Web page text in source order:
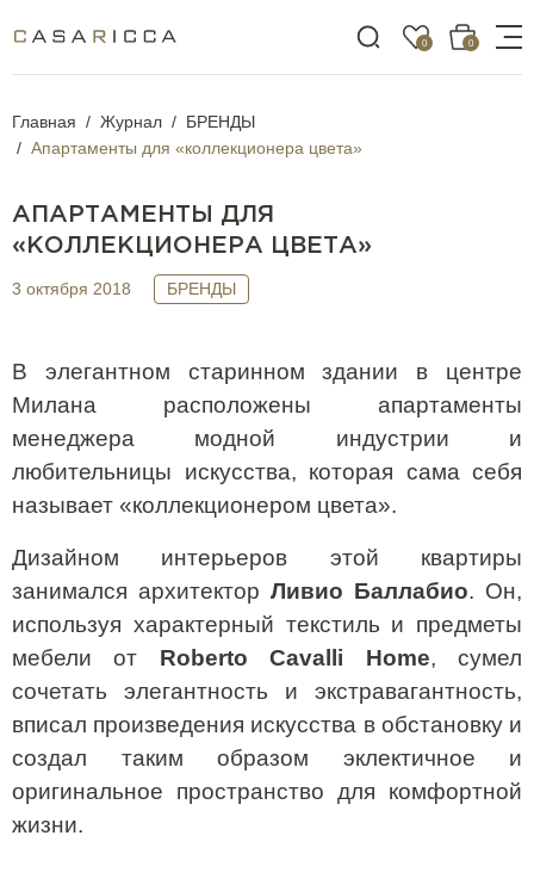
0 0
Главная Журнал
БРЕНДЫ
Апартаменты для «коллекционера цвета»
АПАРТАМЕНТЫ ДЛЯ
«КОЛЛЕКЦИОНЕРА ЦВЕТА»
3 октября 2018 БРЕНДЫ
В элегантном старинном здании в центре
Милана расположены апартаменты
менеджера модной индустрии и
любительницы искусства, которая сама себя
называет «коллекционером цвета».
Дизайном интерьеров этой квартиры
занимался архитектор Ливио Баллабио. Он,
используя характерный текстиль и предметы
мебели от Roberto Cavalli Home, сумел
сочетать элегантность и экстравагантность,
вписал произведения искусства в обстановку и
создал таким образом эклектичное и
оригинальное пространство для комфортной
жизни.